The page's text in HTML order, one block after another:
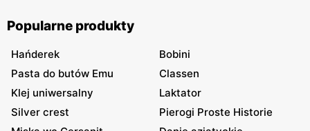
Popularne produkty
Hańderek
Bobini
Pasta do butów Emu
Classen
Klej uniwersalny
Laktator
Silver crest
Pierogi Proste Historie